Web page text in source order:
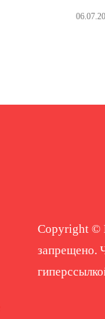
Copyright ©
запрещено.